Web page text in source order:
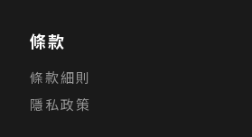
條款
條款細則
隱私政策